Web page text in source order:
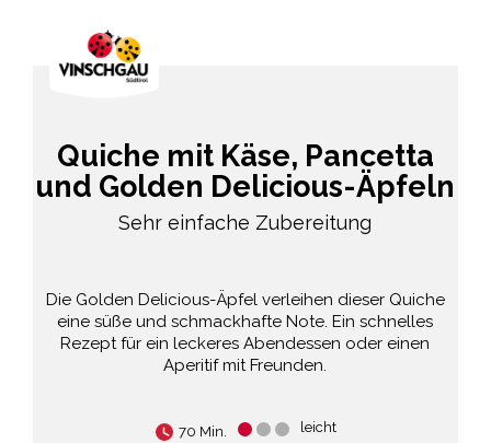
Quiche mit Käse, Pancetta
und Golden Delicious-Äpfeln
Sehr einfache Zubereitung
Die Golden Delicious-Äpfel verleihen dieser Quiche
eine süße und schmackhafte Note. Ein schnelles
Rezept für ein leckeres Abendessen oder einen
Aperitif mit Freunden.
70 Min. leicht